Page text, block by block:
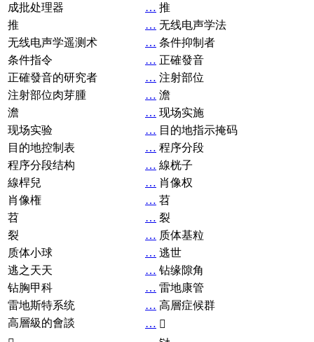
成批处理器
… 推
推
… 无线电声学法
无线电声学遥测术
… 条件抑制者
条件指令
… 正確發音
正確發音的研究者
… 注射部位
注射部位肉芽腫
… 澹
澹
… 现场实施
现场实验
… 目的地指示掩码
目的地控制表
… 程序分段
程序分段结构
… 線桄子
線桿兒
… 肖像权
肖像権
… 苕
苕
… 裂
裂
… 质体基粒
质体小球
… 逃世
逃之天天
… 钻缘隙角
钻胸甲科
… 雷地康管
雷地斯特系统
… 高層症候群
高層級的會談
… 𧘞